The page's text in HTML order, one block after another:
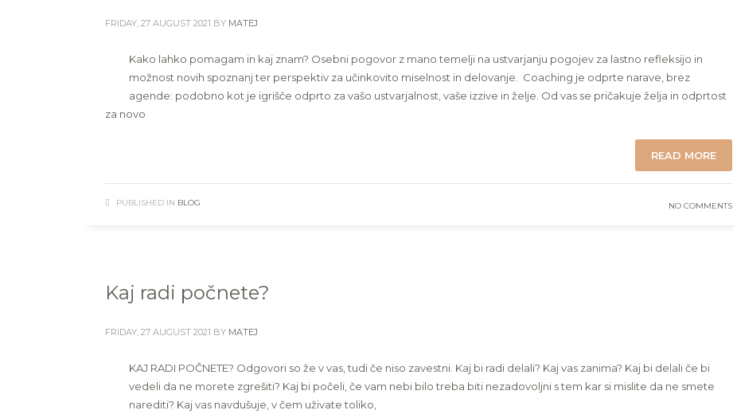
FRIDAY, 27 AUGUST 2021 BY MATEJ
Kako lahko pomagam in kaj znam? Osebni pogovor z mano temelji na ustvarjanju pogojev za lastno refleksijo in
možnost novih spoznanj ter perspektiv za učinkovito miselnost in delovanje. Coaching je odprte narave, brez
agende: podobno kot je igrišče odprto za vašo ustvarjalnost, vaše izzive in želje. Od vas se pričakuje želja in odprtost
za novo
READ MORE
PUBLISHED IN BLOG NO COMMENTS
Kaj radi počnete?
FRIDAY, 27 AUGUST 2021 BY MATEJ
KAJ RADI POČNETE? Odgovori so že v vas, tudi če niso zavestni. Kaj bi radi delali? Kaj vas zanima? Kaj bi delali če bi
vedeli da ne morete zgrešiti? Kaj bi počeli, če vam nebi bilo treba biti nezadovoljni s tem kar si mislite da ne smete
narediti? Kaj vas navdušuje, v čem uživate toliko,